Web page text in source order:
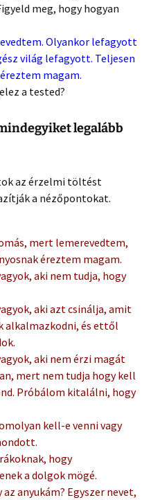
meg, hogy hogyan
Olyankor lefagyott
világ lefagyott. Teljesen
magam.
a tested?
legalább
az érzelmi töltést
a nézőpontokat.
mert lemerevedtem,
éreztem magam.
aki nem tudja, hogy
aki azt csinálja, amit
alkalmazkodni, és ettől
aki nem érzi magát
mert nem tudja hogy kell
Próbálom kitalálni, hogy
kell-e venni vagy
hogy
a dolgok mögé.
anyukám? Egyszer nevet,